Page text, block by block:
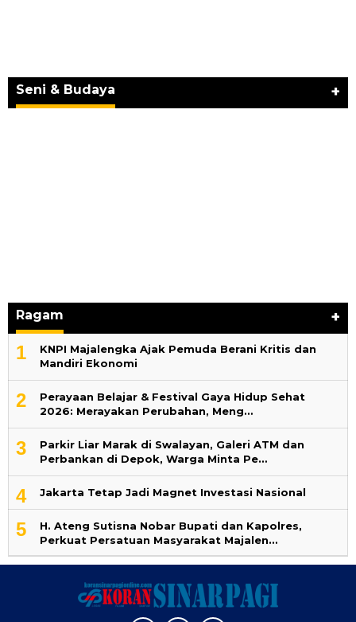
Seni & Budaya +
BERKARYA UNTUK PE…
Ragam +
1
KNPI Majalengka Ajak Pemuda Berani Kritis dan
Mandiri Ekonomi
2
Perayaan Belajar & Festival Gaya Hidup Sehat
2026: Merayakan Perubahan, Meng…
3
Parkir Liar Marak di Swalayan, Galeri ATM dan
Perbankan di Depok, Warga Minta Pe…
4 Jakarta Tetap Jadi Magnet Investasi Nasional
5
H. Ateng Sutisna Nobar Bupati dan Kapolres,
Perkuat Persatuan Masyarakat Majalen…